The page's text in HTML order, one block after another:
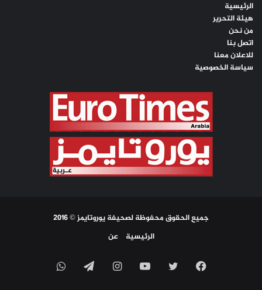
الرئيسية
هيئة التحرير
من نحن
اتصل بنا
للاعلان معنا
سياسة الخصوصية
جميع الحقوق محفوظة لصحيفة يوروتايمز © 2016
الرئيسية
عن
فيسبوك تويتر يوتيوبانستقرامتيلقرامواتساب